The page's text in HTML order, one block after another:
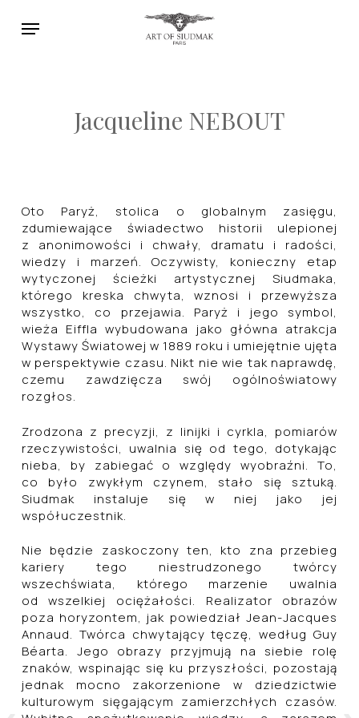
Menu
Jacqueline NEBOUT
Oto Paryż, stolica o globalnym zasięgu,
zdumiewające świadectwo historii ulepionej
z anonimowości i chwały, dramatu i radości,
wiedzy i marzeń. Oczywisty, konieczny etap
wytyczonej ścieżki artystycznej Siudmaka,
którego kreska chwyta, wznosi i przewyższa
wszystko, co przejawia. Paryż i jego symbol,
wieża Eiffla wybudowana jako główna atrakcja
Wystawy Światowej w 1889 roku i umiejętnie ujęta
w perspektywie czasu. Nikt nie wie tak naprawdę,
czemu zawdzięcza swój ogólnoświatowy
rozgłos.
Zrodzona z precyzji, z linijki i cyrkla, pomiarów
rzeczywistości, uwalnia się od tego, dotykając
nieba, by zabiegać o względy wyobraźni. To,
co było zwykłym czynem, stało się sztuką.
Siudmak instaluje się w niej jako jej
współuczestnik.
Nie będzie zaskoczony ten, kto zna przebieg
kariery tego niestrudzonego twórcy
wszechświata, którego marzenie uwalnia
od wszelkiej ociężałości. Realizator obrazów
poza horyzontem, jak powiedział Jean-Jacques
Annaud. Twórca chwytający tęczę, według Guy
Béarta. Jego obrazy przyjmują na siebie rolę
znaków, wspinając się ku przyszłości, pozostają
jednak mocno zakorzenione w dziedzictwie
kulturowym sięgającym zamierzchłych czasów.